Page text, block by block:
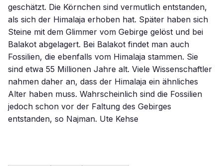
geschätzt. Die Körnchen sind vermutlich entstanden,
als sich der Himalaja erhoben hat. Später haben sich
Steine mit dem Glimmer vom Gebirge gelöst und bei
Balakot abgelagert. Bei Balakot findet man auch
Fossilien, die ebenfalls vom Himalaja stammen. Sie
sind etwa 55 Millionen Jahre alt. Viele Wissenschaftler
nahmen daher an, dass der Himalaja ein ähnliches
Alter haben muss. Wahrscheinlich sind die Fossilien
jedoch schon vor der Faltung des Gebirges
entstanden, so Najman. Ute Kehse